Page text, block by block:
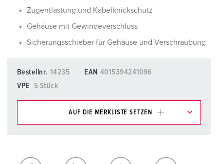
Zugentlastung und Kabelknickschutz
Gehäuse mit Gewindeverschluss
Sicherungsschieber für Gehäuse und Verschraubung
Bestellnr. 14235 EAN 4015394241096
VPE
5 Stück
AUF DIE MERKLISTE SETZEN
Meine Liste (0) HINZUFÜGEN